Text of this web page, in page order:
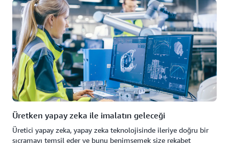
Üretken yapay zeka ile imalatın geleceği
Üretici yapay zeka, yapay zeka teknolojisinde ileriye doğru bir
sıçramayı temsil eder ve bunu benimsemek size rekabet